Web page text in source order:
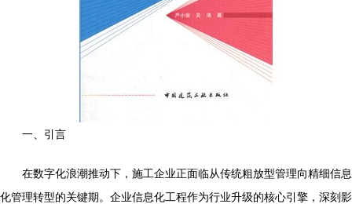
一、引言
在数字化浪潮推动下，施工企业正面临从传统粗放型管理向精细信息
化管理转型的关键期。企业信息化工程作为行业升级的核心引擎，深刻影